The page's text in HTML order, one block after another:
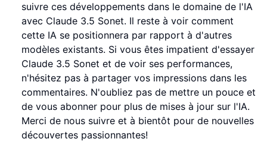
suivre ces développements dans le domaine de l'IA
avec Claude 3.5 Sonet. Il reste à voir comment
cette IA se positionnera par rapport à d'autres
modèles existants. Si vous êtes impatient d'essayer
Claude 3.5 Sonet et de voir ses performances,
n'hésitez pas à partager vos impressions dans les
commentaires. N'oubliez pas de mettre un pouce et
de vous abonner pour plus de mises à jour sur l'IA.
Merci de nous suivre et à bientôt pour de nouvelles
découvertes passionnantes!